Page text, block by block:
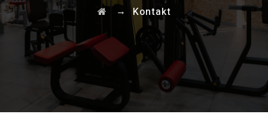
→ Kontakt